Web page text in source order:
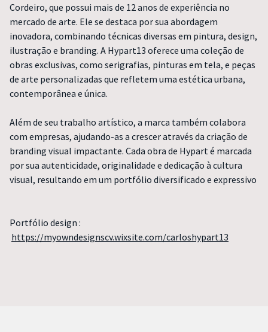
Cordeiro, que possui mais de 12 anos de experiência no
mercado de arte. Ele se destaca por sua abordagem
inovadora, combinando técnicas diversas em pintura, design,
ilustração e branding. A Hypart13 oferece uma coleção de
obras exclusivas, como serigrafias, pinturas em tela, e peças
de arte personalizadas que refletem uma estética urbana,
contemporânea e única.
Além de seu trabalho artístico, a marca também colabora
com empresas, ajudando-as a crescer através da criação de
branding visual impactante. Cada obra de Hypart é marcada
por sua autenticidade, originalidade e dedicação à cultura
visual, resultando em um portfólio diversificado e expressivo
Portfólio design :
https://myowndesignscv.wixsite.com/carloshypart13